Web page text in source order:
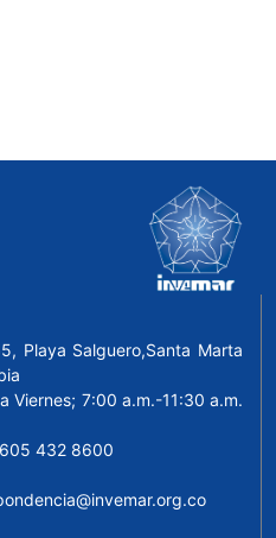
Playa Salguero,Santa Marta
Viernes; 7:00 a.m.-11:30 a.m.
432 8600